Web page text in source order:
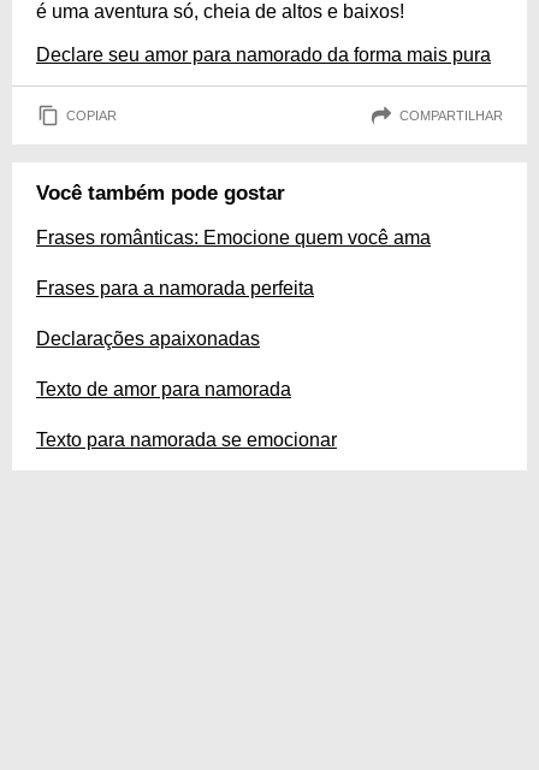
é uma aventura só, cheia de altos e baixos!
Declare seu amor para namorado da forma mais pura
COPIAR COMPARTILHAR
Você também pode gostar
Frases românticas: Emocione quem você ama
Frases para a namorada perfeita
Declarações apaixonadas
Texto de amor para namorada
Texto para namorada se emocionar